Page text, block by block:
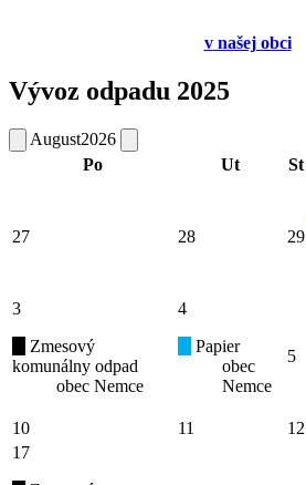
vnašej obci
Vývoz odpadu 2025
August2026
Po
Ut St
27 28 29
3
Zmesový
komunálny odpad
obec Nemce
4
Papier
obec
Nemce
5
10 11 12
17